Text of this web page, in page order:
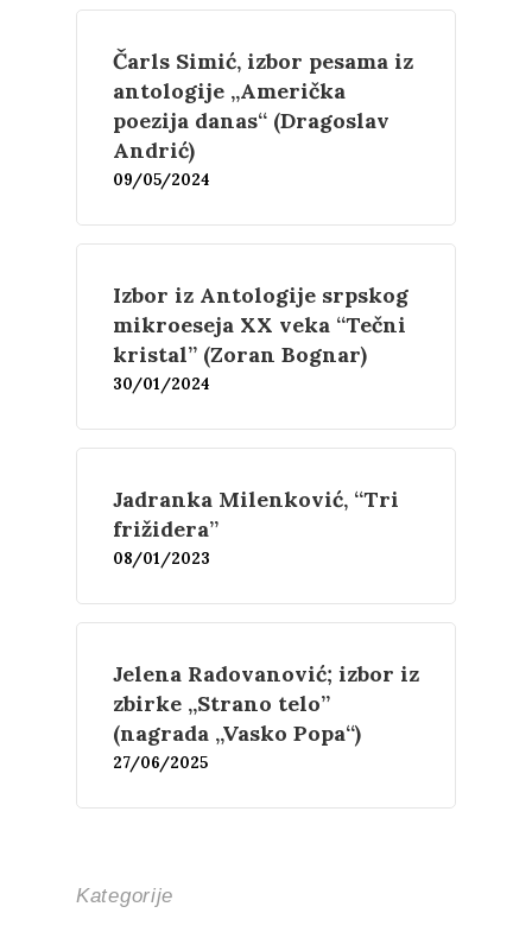
Čarls Simić, izbor pesama iz
antologije „Američka
poezija danas“ (Dragoslav
Andrić)
09/05/2024
Izbor iz Antologije srpskog
mikroeseja XX veka “Tečni
kristal” (Zoran Bognar)
30/01/2024
Jadranka Milenković, “Tri
frižidera”
08/01/2023
Jelena Radovanović; izbor iz
zbirke „Strano telo”
(nagrada „Vasko Popa“)
27/06/2025
Kategorije
Muzika
Film
Šta čitamo?
Novosti
O nama